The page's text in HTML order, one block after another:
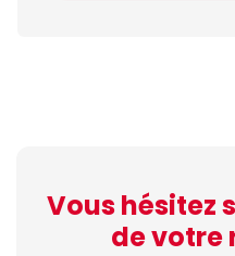
Vous hésitez
de votre